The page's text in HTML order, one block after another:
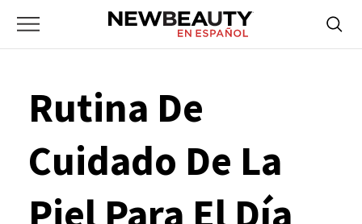
Primary
NewBeauty
for:
Rutina De
Cuidado De La